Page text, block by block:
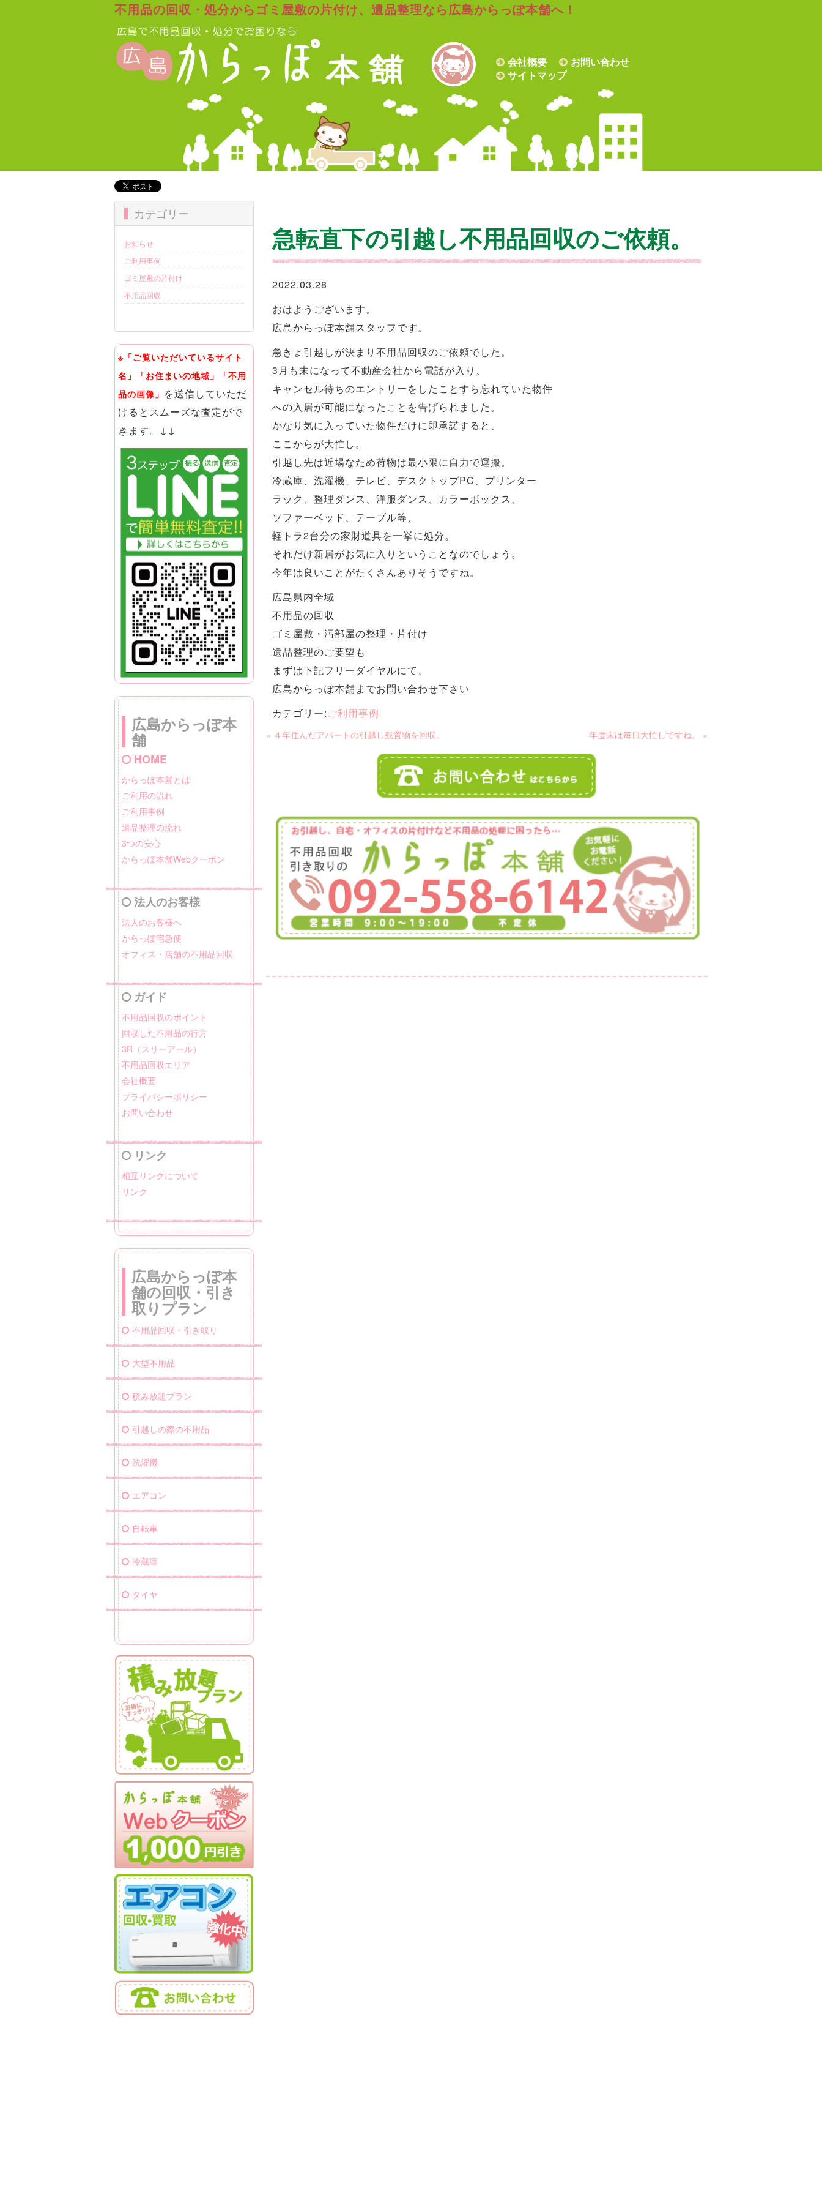
不用品の回収・処分からゴミ屋敷の片付け、遺品整理なら広島からっぽ本舗へ！
会社概要
お問い合わせ
サイトマップ
カテゴリー
お知らせ
ご利用事例
ゴミ屋敷の片付け
不用品回収
※「ご覧いただいているサイト
名」「お住まいの地域」「不用
品の画像」 を送信していただ
けるとスムーズな査定がで
きます。↓↓
広島からっぽ本
舗
HOME
からっぽ本舗とは
ご利用の流れ
ご利用事例
遺品整理の流れ
3つの安心
からっぽ本舗Webクーポン
法人のお客様
法人のお客様へ
からっぽ宅急便
オフィス・店舗の不用品回収
ガイド
不用品回収のポイント
回収した不用品の行方
3R（スリーアール）
不用品回収エリア
会社概要
プライバシーポリシー
お問い合わせ
リンク
相互リンクについて
リンク
広島からっぽ本
舗の回収・引き
取りプラン
不用品回収・引き取り
大型不用品
積み放題プラン
引越しの際の不用品
洗濯機
エアコン
自転車
冷蔵庫
タイヤ
急転直下の引越し不用品回収のご依頼。
2022.03.28
おはようございます。
広島からっぽ本舗スタッフです。
急きょ引越しが決まり不用品回収のご依頼でした。
3月も末になって不動産会社から電話が入り、
キャンセル待ちのエントリーをしたことすら忘れていた物件
への入居が可能になったことを告げられました。
かなり気に入っていた物件だけに即承諾すると、
ここからが大忙し。
引越し先は近場なため荷物は最小限に自力で運搬。
冷蔵庫、洗濯機、テレビ、デスクトップPC、プリンター
ラック、整理ダンス、洋服ダンス、カラーボックス、
ソファーベッド、テーブル等、
軽トラ2台分の家財道具を一挙に処分。
それだけ新居がお気に入りということなのでしょう。
今年は良いことがたくさんありそうですね。
広島県内全域
不用品の回収
ゴミ屋敷・汚部屋の整理・片付け
遺品整理のご要望も
まずは下記フリーダイヤルにて、
広島からっぽ本舗までお問い合わせ下さい
カテゴリー:ご利用事例
« ４年住んだアパートの引越し残置物を回収。 年度末は毎日大忙しですね。 »